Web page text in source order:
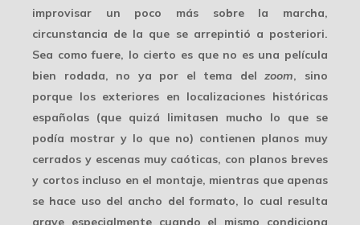
improvisar un poco más sobre la marcha,
circunstancia de la que se arrepintió a posteriori.
Sea como fuere, lo cierto es que no es una película
bien rodada, no ya por el tema delzoom, sino
porque los exteriores en localizaciones históricas
españolas (que quizá limitasen mucho lo que se
podía mostrar y lo que no) contienen planos muy
cerrados y escenas muy caóticas, con planos breves
y cortos incluso en el montaje, mientras que apenas
se hace uso del ancho del formato, lo cual resulta
grave especialmente cuando el mismo condiciona